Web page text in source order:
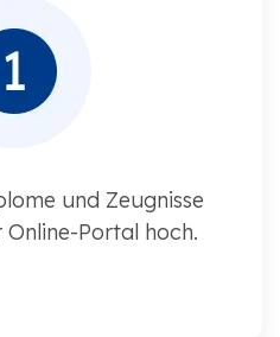
und Zeugnisse
Portal hoch.